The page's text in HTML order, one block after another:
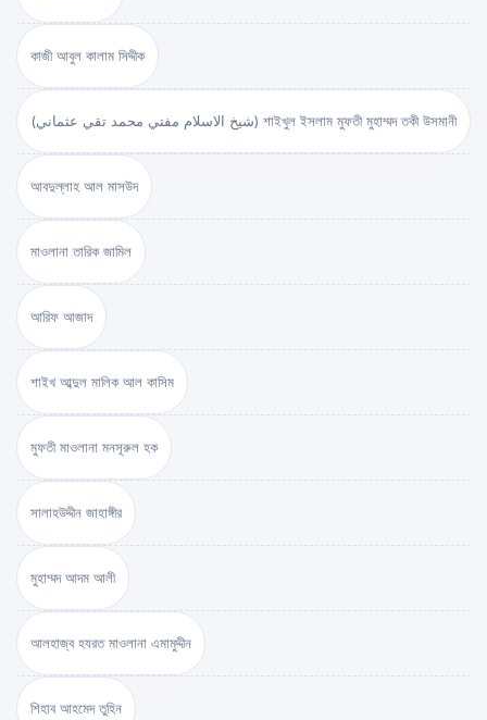
কাজী আবুল কালাম সিদ্দীক
(شيخ الاسلام مفتي محمد تقي عثماني) শাইখুল ইসলাম মুফতী মুহাম্মদ তকী উসমানী
আবদুল্লাহ আল মাসউদ
মাওলানা তারিক জামিল
আরিফ আজাদ
শাইখ আব্দুল মালিক আল কাসিম
মুফতী মাওলানা মনসূরুল হক
সালাহউদ্দীন জাহাঙ্গীর
মুহাম্মদ আদম আলী
আলহাজ্ব হযরত মাওলানা এমামুদ্দীন
শিহাব আহমেদ তুহিন